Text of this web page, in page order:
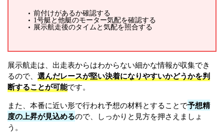
前付けがあるか確認する
1号艇と他艇のモーター気配を確認する
展示航走後のタイムと気配を照合する
展示航走は、出走表からはわからない細かな情報が収集でき
るので、 選んだレースが堅い決着になりやすいかどうかを判
断することが可能です。
また、本番に近い形で行われ予想の材料とすることで予想精
度の上昇が見込めるので、しっかりと見方を押さえましょ
う。